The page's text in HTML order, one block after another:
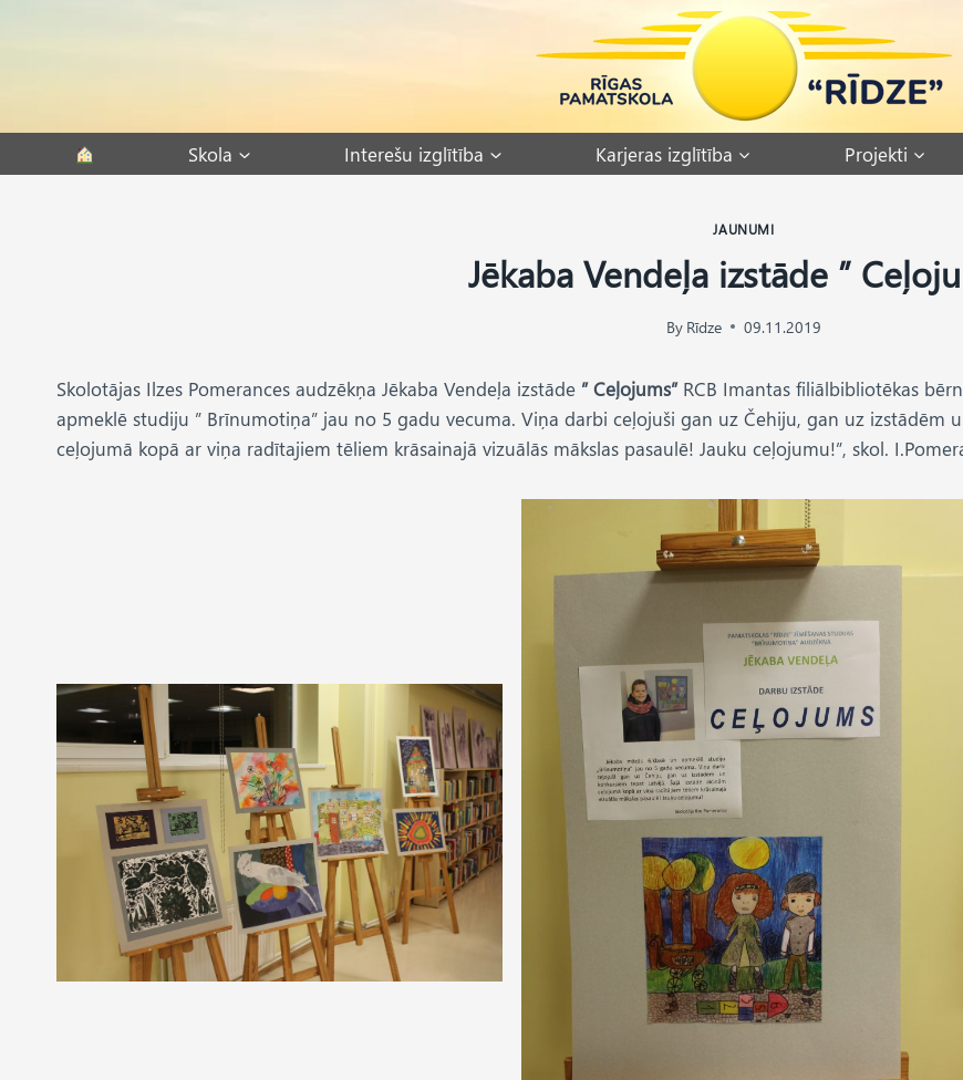
Skola Interešu izglītība Karjeras izglītība Projekti
JAUNUMI
Jēkaba Vendeļa izstāde ”
By Rīdze 09.11.2019
Skolotājas Ilzes Pomerances audzēkņa Jēkaba Vendeļa izstāde ” Ceļojums”RCB Imantas filiālbibliotēkas
apmeklē studiju ” Brīnumotiņa” jau no 5 gadu vecuma. Viņa darbi ceļojuši gan uz Čehiju, gan uz izstādēm
ceļojumā kopā ar viņa radītajiem tēliem krāsainajā vizuālās mākslas pasaulē! Jauku ceļojumu!”, skol.